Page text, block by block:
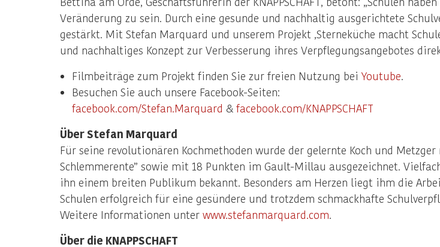
Veränderung zu sein. Durch eine gesunde und nachhaltig ausgerichtete
gestärkt. Mit Stefan Marquard und unserem Projekt ‚Sterneküche macht
und nachhaltiges Konzept zur Verbesserung ihres Verpflegungsangebotes
Filmbeiträge zum Projekt finden Sie zur freien Nutzung bei Youtube
Besuchen Sie auch unsere Facebook-Seiten:
facebook.com/Stefan.Marquard & facebook.com/KNAPPSCHAFT
Über Stefan Marquard
Für seine revolutionären Kochmethoden wurde der gelernte Koch und
Schlemmerente” sowie mit 18 Punkten im Gault-Millau ausgezeichnet.
ihn einem breiten Publikum bekannt. Besonders am Herzen liegt ihm die
Schulen erfolgreich für eine gesündere und trotzdem schmackhafte
Weitere Informationen unter www.stefanmarquard.com
Über die KNAPPSCHAFT